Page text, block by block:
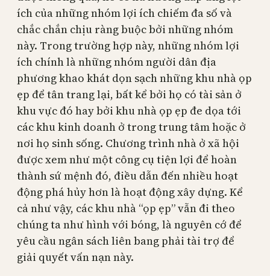
ích của những nhóm lợi ích chiếm đa số và
chắc chắn chịu ràng buộc bởi những nhóm
này. Trong trường hợp này, những nhóm lợi
ích chính là những nhóm người dân địa
phương khao khát dọn sạch những khu nhà ọp
ẹp để tân trang lại, bất kể bởi họ có tài sản ở
khu vực đó hay bởi khu nhà ọp ẹp đe dọa tới
các khu kinh doanh ở trong trung tâm hoặc ở
nơi họ sinh sống. Chương trình nhà ở xã hội
được xem như một công cụ tiện lợi để hoàn
thành sứ mệnh đó, điều dẫn đến nhiều hoạt
động phá hủy hơn là hoạt động xây dựng. Kể
cả như vậy, các khu nhà “ọp ẹp” vẫn đi theo
chúng ta như hình với bóng, là nguyên cớ để
yêu cầu ngân sách liên bang phải tài trợ để
giải quyết vấn nạn này.